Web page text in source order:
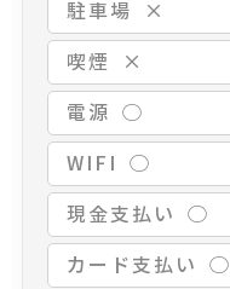
駐車場 ×
喫煙 ×
電源 ◯
WIFI ◯
現金支払い ◯
カード支払い ◯